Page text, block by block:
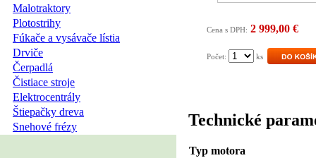
Malotraktory
Plotostrihy
Fúkače a vysávače lístia
Drviče
Čerpadlá
Čistiace stroje
Elektrocentrály
Štiepačky dreva
Snehové frézy
Cena s DPH: 2 999,00 €
Počet: ks
Technické
Typ motora